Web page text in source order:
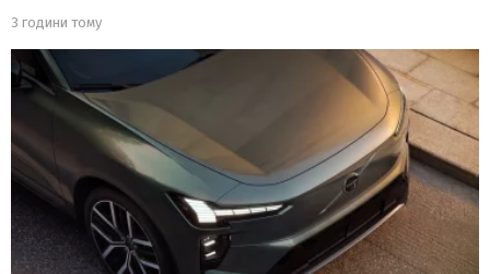
3 години тому